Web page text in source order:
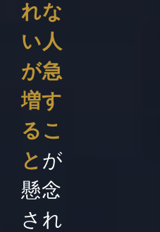
れな
い人
が急
増す
るこ
と が
懸念
され